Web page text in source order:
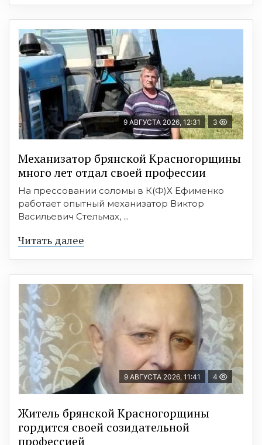
9 АВГУСТА 2026, 12:31 3
Механизатор брянской Красногорщины
много лет отдал своей профессии
На прессовании соломы в К(Ф)Х Ефименко
работает опытный механизатор Виктор
Васильевич Стельмах, ...
Читать далее
9 АВГУСТА 2026, 11:41 4
Житель брянской Красногорщины
гордится своей созидательной
профессией